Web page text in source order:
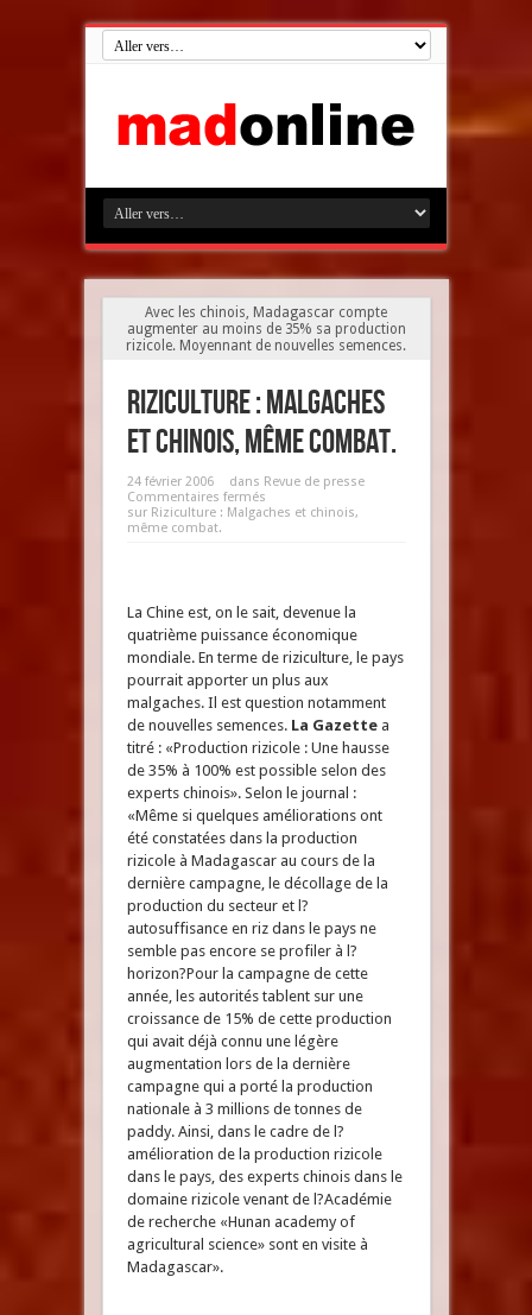
Avec les chinois, Madagascar compte
augmenter au moins de 35% sa production
rizicole. Moyennant de nouvelles semences.
Riziculture : Malgaches
et chinois, même combat.
24 février 2006 dans Revue de presse
Commentaires fermés
sur Riziculture : Malgaches et chinois,
même combat.
La Chine est, on le sait, devenue la
quatrième puissance économique
mondiale. En terme de riziculture, le pays
pourrait apporter un plus aux
malgaches. Il est question notamment
de nouvelles semences. La Gazette a
titré : «Production rizicole : Une hausse
de 35% à 100% est possible selon des
experts chinois». Selon le journal :
«Même si quelques améliorations ont
été constatées dans la production
rizicole à Madagascar au cours de la
dernière campagne, le décollage de la
production du secteur et l?
autosuffisance en riz dans le pays ne
semble pas encore se profiler à l?
horizon?Pour la campagne de cette
année, les autorités tablent sur une
croissance de 15% de cette production
qui avait déjà connu une légère
augmentation lors de la dernière
campagne qui a porté la production
nationale à 3 millions de tonnes de
paddy. Ainsi, dans le cadre de l?
amélioration de la production rizicole
dans le pays, des experts chinois dans le
domaine rizicole venant de l?Académie
de recherche «Hunan academy of
agricultural science» sont en visite à
Madagascar».